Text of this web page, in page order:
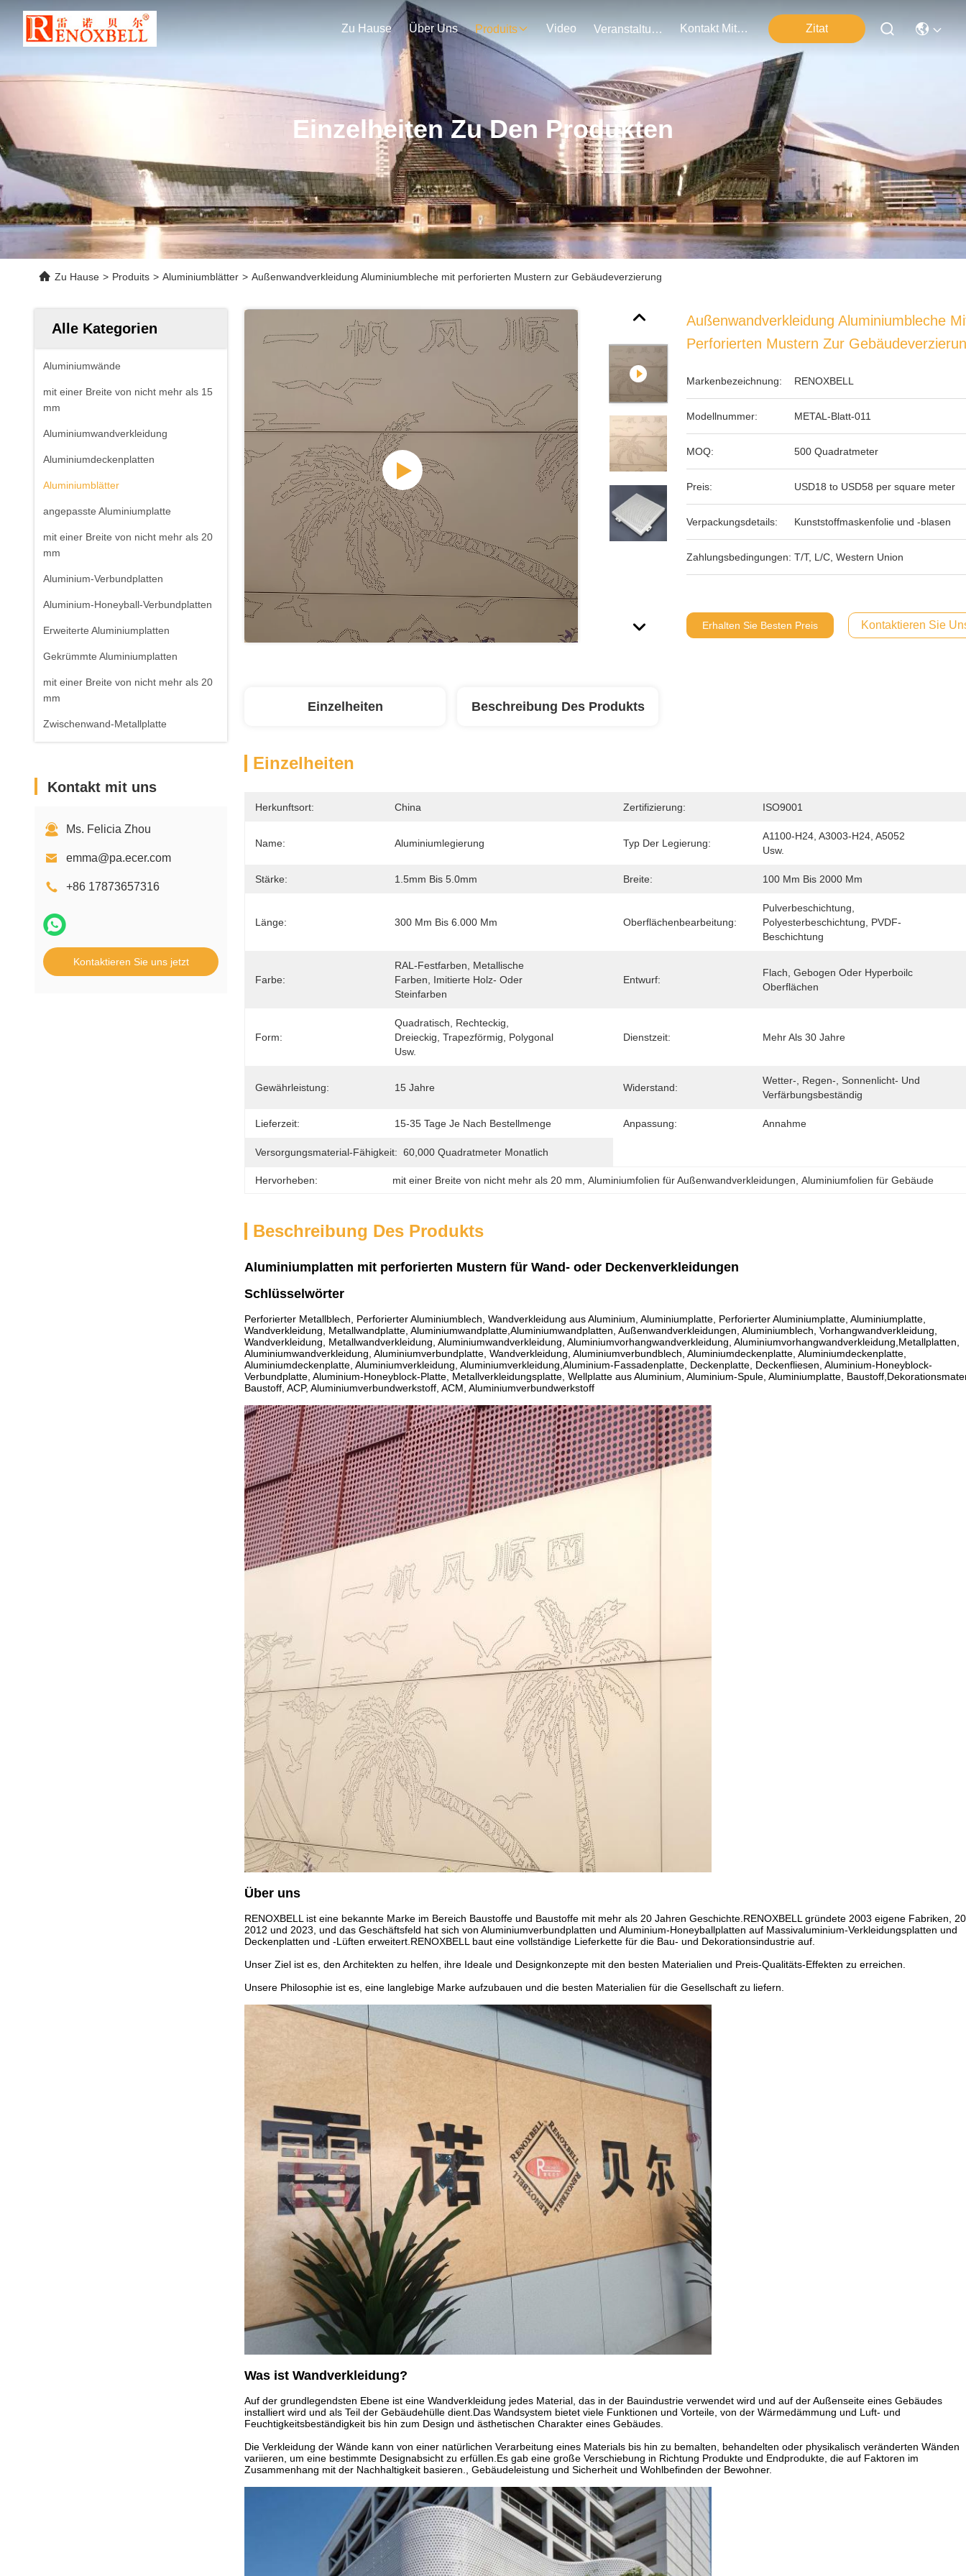
Zu Hause Über Uns Produits Video Veranstaltungen Kontakt Mit Uns Zitat
Einzelheiten Zu Den Produkten
Zu Hause > Produits > Aluminiumblätter > Außenwandverkleidung Aluminiumbleche mit perforierten Mustern zur Gebäudeverzierung
Alle Kategorien
Aluminiumwände
mit einer Breite von nicht mehr als 15
mm
Aluminiumwandverkleidung
Aluminiumdeckenplatten
Aluminiumblätter
angepasste Aluminiumplatte
mit einer Breite von nicht mehr als 20
mm
Aluminium-Verbundplatten
Aluminium-Honeyball-Verbundplatten
Erweiterte Aluminiumplatten
Gekrümmte Aluminiumplatten
mit einer Breite von nicht mehr als 20
mm
Zwischenwand-Metallplatte
Kontakt mit uns
Ms. Felicia Zhou
emma@pa.ecer.com
+86 17873657316
Kontaktieren Sie uns jetzt
Außenwandverkleidung Aluminiumbleche
Perforierten Mustern Zur
Markenbezeichnung: RENOXBELL
Modellnummer: METAL-Blatt-011
MOQ: 500 Quadratmeter
Preis: USD18 to USD58 per square meter
Verpackungsdetails: Kunststoffmaskenfolie und -blasen
Zahlungsbedingungen: T/T, L/C, Western Union
Erhalten Sie Besten Preis Kontaktieren Sie
Einzelheiten Beschreibung Des Produkts
Einzelheiten
Herkunftsort: China Zertifizierung: ISO9001
Name: Aluminiumlegierung Typ Der Legierung:
A1100-H24, A3003-H24, A5052
Usw.
Stärke: 1.5mm Bis 5.0mm Breite: 100 Mm Bis 2000 Mm
Länge: 300 Mm Bis 6.000 Mm Oberflächenbearbeitung:
Pulverbeschichtung,
Polyesterbeschichtung, PVDF-
Beschichtung
Farbe:
RAL-Festfarben, Metallische
Farben, Imitierte Holz- Oder
Steinfarben
Entwurf:
Flach, Gebogen Oder Hyperboilc
Oberflächen
Form:
Quadratisch, Rechteckig,
Dreieckig, Trapezförmig, Polygonal
Usw.
Dienstzeit: Mehr Als 30 Jahre
Gewährleistung: 15 Jahre Widerstand:
Wetter-, Regen-, Sonnenlicht- Und
Verfärbungsbeständig
Lieferzeit: 15-35 Tage Je Nach Bestellmenge Anpassung: Annahme
Versorgungsmaterial-Fähigkeit: 60,000 Quadratmeter Monatlich
Hervorheben: mit einer Breite von nicht mehr als 20 mm , Aluminiumfolien für Außenwandverkleidungen , Aluminiumfolien für Gebäude
Beschreibung Des Produkts
Aluminiumplatten mit perforierten Mustern für Wand- oder Deckenverkleidungen
Schlüsselwörter
Perforierter Metallblech, Perforierter Aluminiumblech, Wandverkleidung aus Aluminium, Aluminiumplatte, Perforierter Aluminiumplatte, Aluminiumplatte,
Wandverkleidung, Metallwandplatte, Aluminiumwandplatte,Aluminiumwandplatten, Außenwandverkleidungen, Aluminiumblech, Vorhangwandverkleidung,
Wandverkleidung, Metallwandverkleidung, Aluminiumwandverkleidung, Aluminiumvorhangwandverkleidung, Aluminiumvorhangwandverkleidung,Metallplatten,
Aluminiumwandverkleidung, Aluminiumverbundplatte, Wandverkleidung, Aluminiumverbundblech, Aluminiumdeckenplatte, Aluminiumdeckenplatte,
Aluminiumdeckenplatte, Aluminiumverkleidung, Aluminiumverkleidung,Aluminium-Fassadenplatte, Deckenplatte, Deckenfliesen, Aluminium-Honeyblock-
Verbundplatte, Aluminium-Honeyblock-Platte, Metallverkleidungsplatte, Wellplatte aus Aluminium, Aluminium-Spule, Aluminiumplatte,
Baustoff, ACP, Aluminiumverbundwerkstoff, ACM, Aluminiumverbundwerkstoff
Über uns
RENOXBELL ist eine bekannte Marke im Bereich Baustoffe und Baustoffe mit mehr als 20 Jahren Geschichte.RENOXBELL gründete 2003 eigene Fabriken,
2012 und 2023, und das Geschäftsfeld hat sich von Aluminiumverbundplatten und Aluminium-Honeyballplatten auf Massivaluminium-Verkleidungsplatten und
Deckenplatten und -Lüften erweitert.RENOXBELL baut eine vollständige Lieferkette für die Bau- und Dekorationsindustrie auf.
Unser Ziel ist es, den Architekten zu helfen, ihre Ideale und Designkonzepte mit den besten Materialien und Preis-Qualitäts-Effekten zu erreichen.
Unsere Philosophie ist es, eine langlebige Marke aufzubauen und die besten Materialien für die Gesellschaft zu liefern.
Was ist Wandverkleidung?
Auf der grundlegendsten Ebene ist eine Wandverkleidung jedes Material, das in der Bauindustrie verwendet wird und auf der Außenseite eines Gebäudes
installiert wird und als Teil der Gebäudehülle dient.Das Wandsystem bietet viele Funktionen und Vorteile, von der Wärmedämmung und Luft- und
Feuchtigkeitsbeständigkeit bis hin zum Design und ästhetischen Charakter eines Gebäudes.
Die Verkleidung der Wände kann von einer natürlichen Verarbeitung eines Materials bis hin zu bemalten, behandelten oder physikalisch veränderten Wänden
variieren, um eine bestimmte Designabsicht zu erfüllen.Es gab eine große Verschiebung in Richtung Produkte und Endprodukte, die auf Faktoren im
Zusammenhang mit der Nachhaltigkeit basieren., Gebäudeleistung und Sicherheit und Wohlbefinden der Bewohner.